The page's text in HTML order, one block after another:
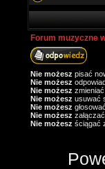
Forum muzyczne
Nie możesz pisać
Nie możesz
Nie możesz
Nie możesz usuwać
Nie możesz
Nie możesz
Nie możesz ściągać